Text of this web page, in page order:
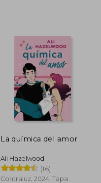
La química del amor
Ali Hazelwood
(16)
Contraluz, 2024, Tapa